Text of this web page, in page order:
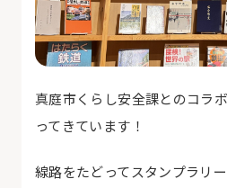
真庭市くらし安全課とのコラ
ってきています！
線路をたどってスタンプラリ